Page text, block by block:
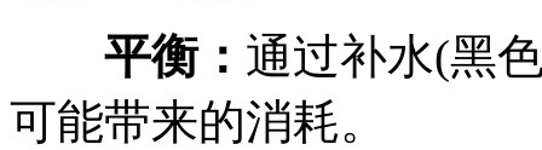
平衡： 通过补水(黑
可能带来的消耗。